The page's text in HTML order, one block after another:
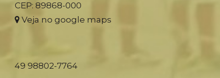
CEP: 89868-000
Veja no google maps
49 98802-7764